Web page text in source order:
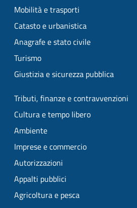
Mobilità e trasporti
Catasto e urbanistica
Anagrafe e stato civile
Turismo
Giustizia e sicurezza pubblica
Tributi, finanze e contravvenzioni
Cultura e tempo libero
Ambiente
Imprese e commercio
Autorizzazioni
Appalti pubblici
Agricoltura e pesca